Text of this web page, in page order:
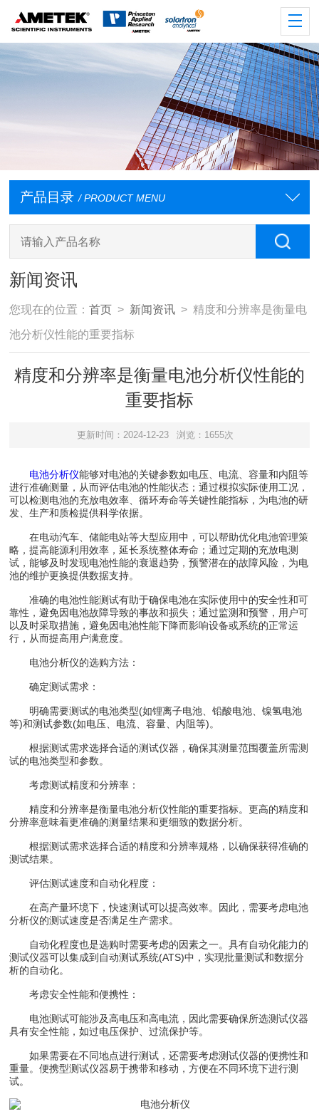
产品目录 / PRODUCT MENU
新闻资讯
您现在的位置：首页 > 新闻资讯 > 精度和分辨率是衡量电
池分析仪性能的重要指标
精度和分辨率是衡量电池分析仪性能的
重要指标
更新时间：2024-12-23 浏览：1655次
电池分析仪能够对电池的关键参数如电压、电流、容量和内阻等
进行准确测量，从而评估电池的性能状态；通过模拟实际使用工况，
可以检测电池的充放电效率、循环寿命等关键性能指标，为电池的研
发、生产和质检提供科学依据。
在电动汽车、储能电站等大型应用中，可以帮助优化电池管理策
略，提高能源利用效率，延长系统整体寿命；通过定期的充放电测
试，能够及时发现电池性能的衰退趋势，预警潜在的故障风险，为电
池的维护更换提供数据支持。
准确的电池性能测试有助于确保电池在实际使用中的安全性和可
靠性，避免因电池故障导致的事故和损失；通过监测和预警，用户可
以及时采取措施，避免因电池性能下降而影响设备或系统的正常运
行，从而提高用户满意度。
电池分析仪的选购方法：
确定测试需求：
明确需要测试的电池类型(如锂离子电池、铅酸电池、镍氢电池
等)和测试参数(如电压、电流、容量、内阻等)。
根据测试需求选择合适的测试仪器，确保其测量范围覆盖所需测
试的电池类型和参数。
考虑测试精度和分辨率：
精度和分辨率是衡量电池分析仪性能的重要指标。更高的精度和
分辨率意味着更准确的测量结果和更细致的数据分析。
根据测试需求选择合适的精度和分辨率规格，以确保获得准确的
测试结果。
评估测试速度和自动化程度：
在高产量环境下，快速测试可以提高效率。因此，需要考虑电池
分析仪的测试速度是否满足生产需求。
自动化程度也是选购时需要考虑的因素之一。具有自动化能力的
测试仪器可以集成到自动测试系统(ATS)中，实现批量测试和数据分
析的自动化。
考虑安全性能和便携性：
电池测试可能涉及高电压和高电流，因此需要确保所选测试仪器
具有安全性能，如过电压保护、过流保护等。
如果需要在不同地点进行测试，还需要考虑测试仪器的便携性和
重量。便携型测试仪器易于携带和移动，方便在不同环境下进行测
试。